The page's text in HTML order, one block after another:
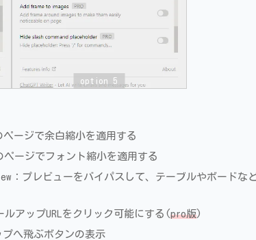
option 5
ジで余白縮小を適用する
ジでフォント縮小を適用する
プレビューをバイパスして、テーブルやボードなど
アップURLをクリック可能にする(pro版)
へ飛ぶボタンの表示